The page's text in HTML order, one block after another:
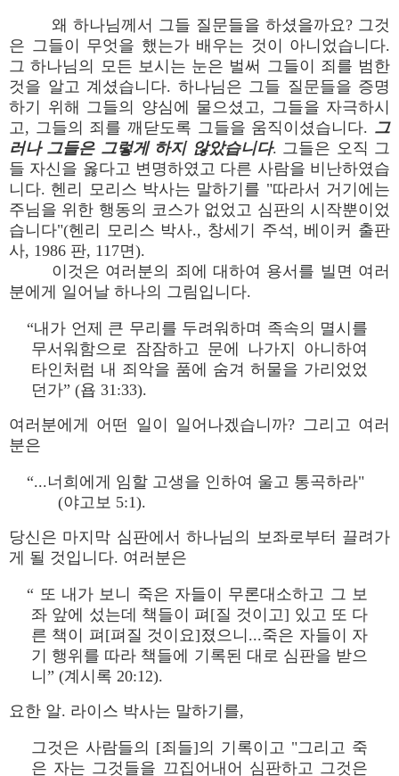
왜 하나님께서 그들 질문들을 하셨을까요? 그것
은 그들이 무엇을 했는가 배우는 것이 아니었습니다.
그 하나님의 모든 보시는 눈은 벌써 그들이 죄를 범한
것을 알고 계셨습니다. 하나님은 그들 질문들을 증명
하기 위해 그들의 양심에 물으셨고, 그들을 자극하시
고, 그들의 죄를 깨닫도록 그들을 움직이셨습니다. 그
러나 그들은 그렇게 하지 않았습니다. 그들은 오직 그
들 자신을 옳다고 변명하였고 다른 사람을 비난하였습
니다. 헨리 모리스 박사는 말하기를 "따라서 거기에는
주님을 위한 행동의 코스가 없었고 심판의 시작뿐이었
습니다"(헨리 모리스 박사., 창세기 주석, 베이커 출판
사, 1986 판, 117면).
이것은 여러분의 죄에 대하여 용서를 빌면 여러
분에게 일어날 하나의 그림입니다.
“내가 언제 큰 무리를 두려워하며 족속의 멸시를
무서워함으로 잠잠하고 문에 나가지 아니하여
타인처럼 내 죄악을 품에 숨겨 허물을 가리었었
던가” (욥 31:33).
여러분에게 어떤 일이 일어나겠습니까? 그리고 여러
분은
“...너희에게 임할 고생을 인하여 울고 통곡하라"
(야고보 5:1).
당신은 마지막 심판에서 하나님의 보좌로부터 끌려가
게 될 것입니다. 여러분은
“ 또 내가 보니 죽은 자들이 무론대소하고 그 보
좌 앞에 섰는데 책들이 펴[질 것이고] 있고 또 다
른 책이 펴[펴질 것이요]졌으니...죽은 자들이 자
기 행위를 따라 책들에 기록된 대로 심판을 받으
니” (계시록 20:12).
요한 알. 라이스 박사는 말하기를,
그것은 사람들의 [죄들]의 기록이고 "그리고 죽
은 자는 그것들을 끄집어내어 심판하고 그것은